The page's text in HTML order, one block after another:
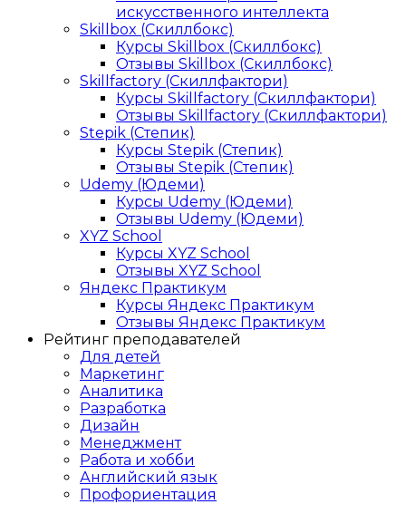
искусственного интеллекта
Skillbox (Скиллбокс)
Курсы Skillbox (Скиллбокс)
Отзывы Skillbox (Скиллбокс)
Skillfactory (Скиллфактори)
Курсы Skillfactory (Скиллфактори)
Отзывы Skillfactory (Скиллфактори)
Stepik (Степик)
Курсы Stepik (Степик)
Отзывы Stepik (Степик)
Udemy (Юдеми)
Курсы Udemy (Юдеми)
Отзывы Udemy (Юдеми)
XYZ School
Курсы XYZ School
Отзывы XYZ School
Яндекс Практикум
Курсы Яндекс Практикум
Отзывы Яндекс Практикум
Рейтинг преподавателей
Для детей
Маркетинг
Аналитика
Разработка
Дизайн
Менеджмент
Работа и хобби
Английский язык
Профориентация